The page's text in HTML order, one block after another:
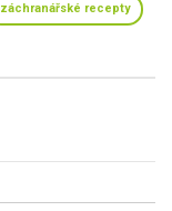
záchranářské recepty